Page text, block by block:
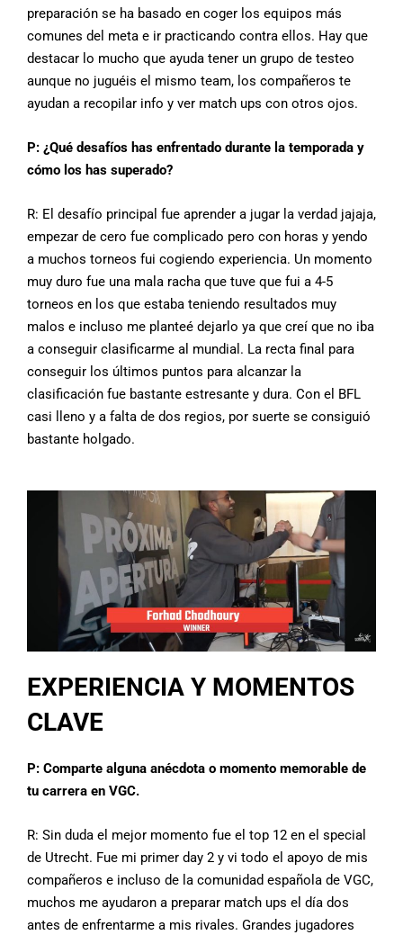
preparación se ha basado en coger los equipos más
comunes del meta e ir practicando contra ellos. Hay que
destacar lo mucho que ayuda tener un grupo de testeo
aunque no juguéis el mismo team, los compañeros te
ayudan a recopilar info y ver match ups con otros ojos.
P: ¿Qué desafíos has enfrentado durante la temporada y
cómo los has superado?
R: El desafío principal fue aprender a jugar la verdad jajaja,
empezar de cero fue complicado pero con horas y yendo
a muchos torneos fui cogiendo experiencia. Un momento
muy duro fue una mala racha que tuve que fui a 4-5
torneos en los que estaba teniendo resultados muy
malos e incluso me planteé dejarlo ya que creí que no iba
a conseguir clasificarme al mundial. La recta final para
conseguir los últimos puntos para alcanzar la
clasificación fue bastante estresante y dura. Con el BFL
casi lleno y a falta de dos regios, por suerte se consiguió
bastante holgado.
EXPERIENCIA Y MOMENTOS
CLAVE
P: Comparte alguna anécdota o momento memorable de
tu carrera en VGC.
R: Sin duda el mejor momento fue el top 12 en el special
de Utrecht. Fue mi primer day 2 y vi todo el apoyo de mis
compañeros e incluso de la comunidad española de VGC,
muchos me ayudaron a preparar match ups el día dos
antes de enfrentarme a mis rivales. Grandes jugadores